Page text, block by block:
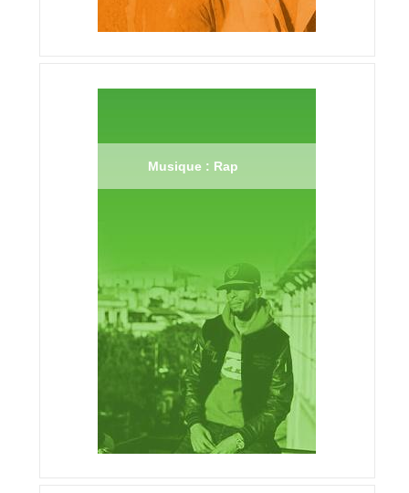
Musique : Rap